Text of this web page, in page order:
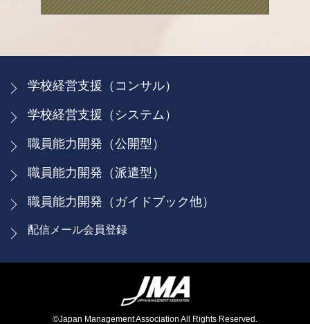
学校経営支援（コンサル）
学校経営支援（システム）
職員能力開発（公開型）
職員能力開発（派遣型）
職員能力開発（ガイドブック他）
配信メール会員登録
©Japan Management Association All Rights Reserved.